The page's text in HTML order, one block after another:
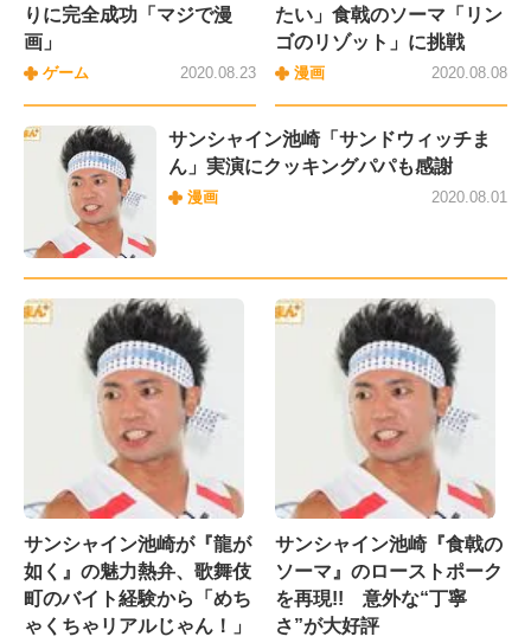
りに完全成功「マジで漫
画」
ゲーム 2020.08.23
たい」食戟のソーマ「リン
ゴのリゾット」に挑戦
漫画 2020.08.08
サンシャイン池崎「サンドウィッチま
ん」実演にクッキングパパも感謝
漫画 2020.08.01
サンシャイン池崎が『龍が
如く』の魅力熱弁、歌舞伎
町のバイト経験から「めち
ゃくちゃリアルじゃん！」
サンシャイン池崎『食戟の
ソーマ』のローストポーク
を再現!! 意外な“丁寧
さ”が大好評